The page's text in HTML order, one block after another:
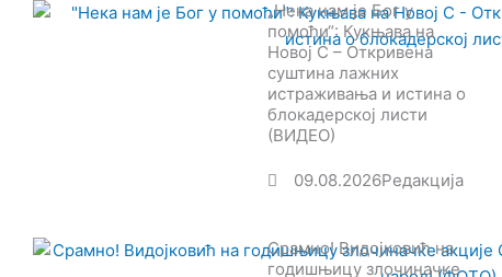
„Нека нам је Бог у
помоћи“: Кукњава на
Новој С – Откривена
суштина лажних
истраживања и истина о
блокадерској листи
(ВИДЕО)
09.08.2026Редакција
Срамно! Видојковић на
годишњицу злочиначке